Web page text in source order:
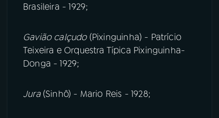
Brasileira - 1929;
Gavião calçudo(Pixinguinha) - Patrício
Teixeira e Orquestra Típica Pixinguinha-
Donga - 1929;
Jura(Sinhô) - Mario Reis - 1928;